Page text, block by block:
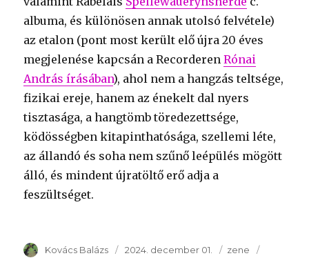
albuma, és különösen annak utolsó felvétele)
az etalon (pont most került elő újra 20 éves
megjelenése kapcsán a RecorderenRónai
András írásában), ahol nem a hangzás teltsége,
fizikai ereje, hanem az énekelt dal nyers
tisztasága, a hangtömb töredezettsége,
ködösségben kitapinthatósága, szellemi léte,
az állandó és soha nem szűnő leépülés mögött
álló, és mindent újratöltő erő adja a
feszültséget.
Szerző
Kovács Balázs Publikálva
2024. december 01. Témakör
zene